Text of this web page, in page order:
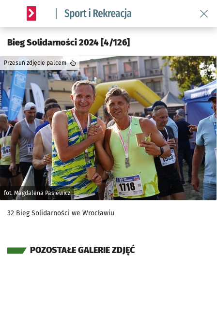
Serwis informacyjny wroclaw.pl podserwis: Sport i rekreacja
Bieg Solidarności 2024 [4/126]
fot. Magdalena Pasiewicz
Przesuń zdjęcie palcem
32 Bieg Solidarności we Wrocławiu
POZOSTAŁE GALERIE ZDJĘĆ